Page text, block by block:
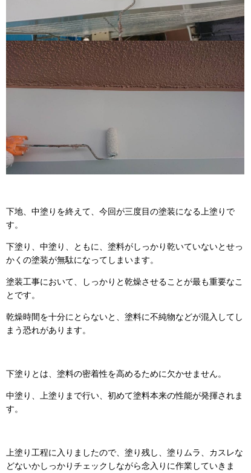
下地、中塗りを終えて、今回が三度目の塗装になる上塗りで
す。
下塗り、中塗り、ともに、塗料がしっかり乾いていないとせっ
かくの塗装が無駄になってしまいます。
塗装工事において、しっかりと乾燥させることが最も重要なこ
とです。
乾燥時間を十分にとらないと、塗料に不純物などが混入してし
まう恐れがあります。
下塗りとは、塗料の密着性を高めるために欠かせません。
中塗り、上塗りまで行い、初めて塗料本来の性能が発揮されま
す。
上塗り工程に入りましたので、塗り残し、塗りムラ、カスレな
どないかしっかりチェックしながら念入りに作業していきま